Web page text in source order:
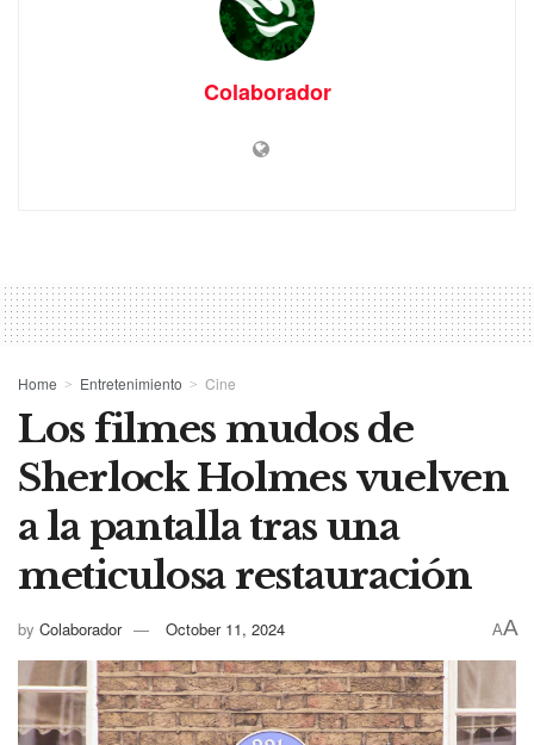
Colaborador
Home Entretenimiento Cine
Los filmes mudos de
Sherlock Holmes vuelven
a la pantalla tras una
meticulosa restauración
by Colaborador October 11, 2024 AA